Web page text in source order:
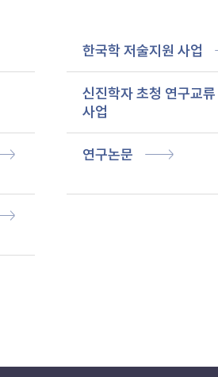
한국학 저술지원 사업
신진학자 초청 연구교류
사업
연구논문